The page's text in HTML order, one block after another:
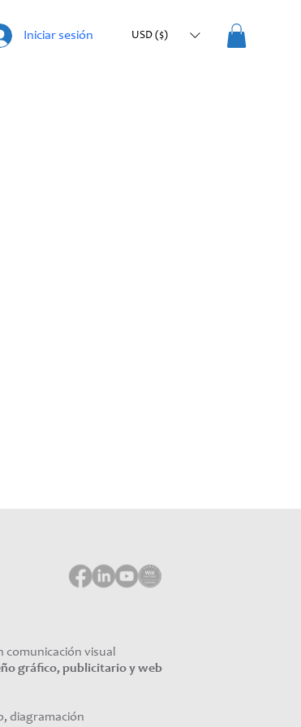
Iniciar sesión USD ($)
comunicación visual
gráfico, publicitario y web
diagramación